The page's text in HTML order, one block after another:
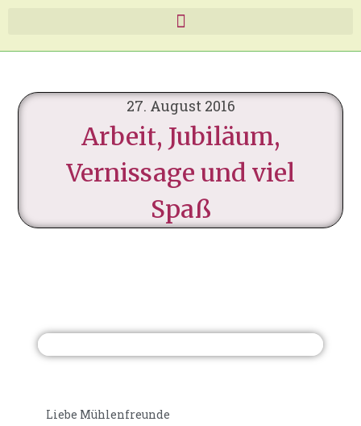
27. August 2016
Arbeit, Jubiläum,
Vernissage und viel
Spaß
Liebe Mühlenfreunde